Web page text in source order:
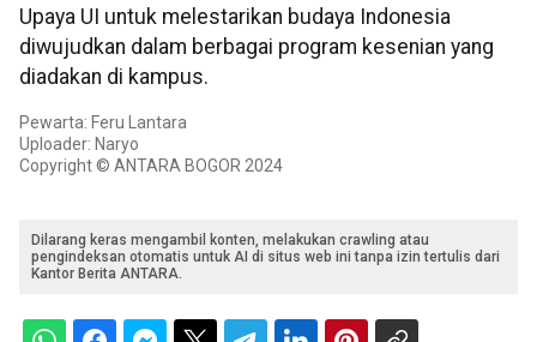
Upaya UI untuk melestarikan budaya Indonesia
diwujudkan dalam berbagai program kesenian yang
diadakan di kampus.
Pewarta: Feru Lantara
Uploader: Naryo
Copyright © ANTARA BOGOR 2024
Dilarang keras mengambil konten, melakukan crawling atau
pengindeksan otomatis untuk AI di situs web ini tanpa izin tertulis dari
Kantor Berita ANTARA.